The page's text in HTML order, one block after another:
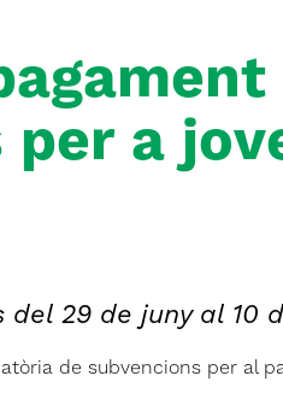
a
29 de juny al 10
de subvencions per al